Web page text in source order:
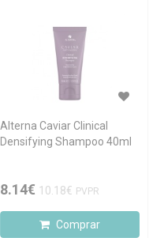
Alterna Caviar Clinical
Densifying Shampoo 40ml
8.14€ 10.18€ PVPR
Comprar